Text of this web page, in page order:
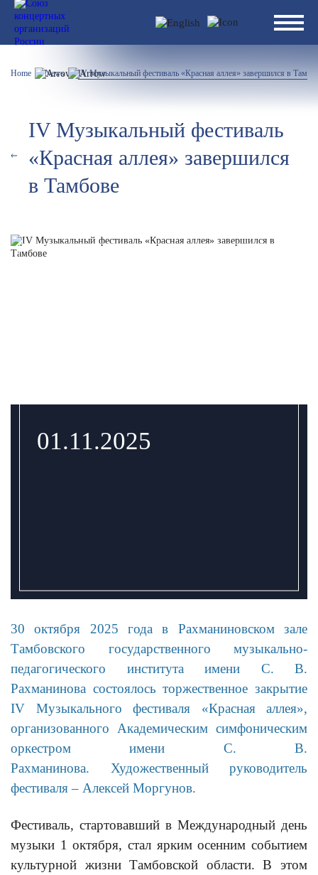
Home News IV Музыкальный фестиваль «Красная аллея» завершился в
IV Музыкальный фестиваль
«Красная аллея» завершился
в Тамбове
01.11.2025
30 октября 2025 года в Рахманиновском зале
Тамбовского государственного музыкально-
педагогического института имени С. В.
Рахманинова состоялось торжественное закрытие
IV Музыкального фестиваля «Красная аллея»,
организованного Академическим симфоническим
оркестром имени С. В.
Рахманинова. Художественный руководитель
фестиваля – Алексей Моргунов.
Фестиваль, стартовавший в Международный день
музыки 1 октября, стал ярким осенним событием
культурной жизни Тамбовской области. В этом